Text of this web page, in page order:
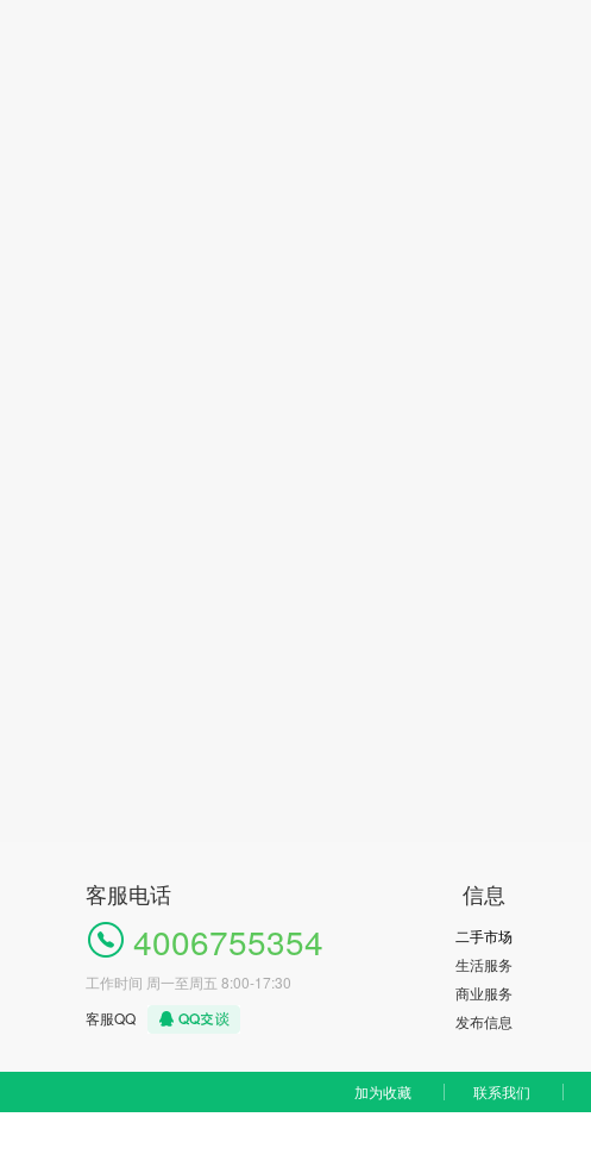
客服电话
4006755354
工作时间 周一至周五 8:00-17:30
客服QQ
信息
二手市场
生活服务
商业服务
发布信息
加为收藏 联系我们